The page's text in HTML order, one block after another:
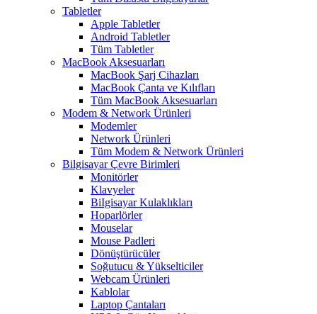
Tabletler
Apple Tabletler
Android Tabletler
Tüm Tabletler
MacBook Aksesuarları
MacBook Şarj Cihazları
MacBook Çanta ve Kılıfları
Tüm MacBook Aksesuarları
Modem & Network Ürünleri
Modemler
Network Ürünleri
Tüm Modem & Network Ürünleri
Bilgisayar Çevre Birimleri
Monitörler
Klavyeler
BiIgisayar Kulaklıkları
Hoparlörler
Mouselar
Mouse Padleri
Dönüştürücüler
Soğutucu & Yükselticiler
Webcam Ürünleri
Kablolar
Laptop Çantaları